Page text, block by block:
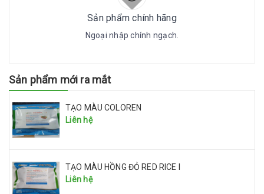
Sản phẩm chính hãng
Ngoại nhập chính ngạch.
Sản phẩm mới ra mắt
TẠO MÀU COLOREN
Liên hệ
TẠO MÀU HỒNG ĐỎ RED RICE I
Liên hệ